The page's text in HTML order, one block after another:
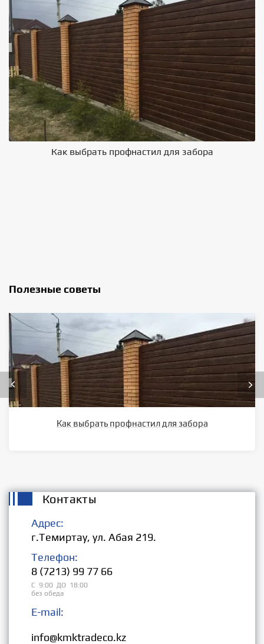
Как выбрать профнастил для забора
Полезные советы
Как выбрать профнастил для забора
Контакты
Адрес:
г.Темиртау, ул. Абая 219.
Телефон:
8 (7213) 99 77 66
С 9:00 ДО 18:00
без обеда
E-mail:
info@kmktradeco.kz